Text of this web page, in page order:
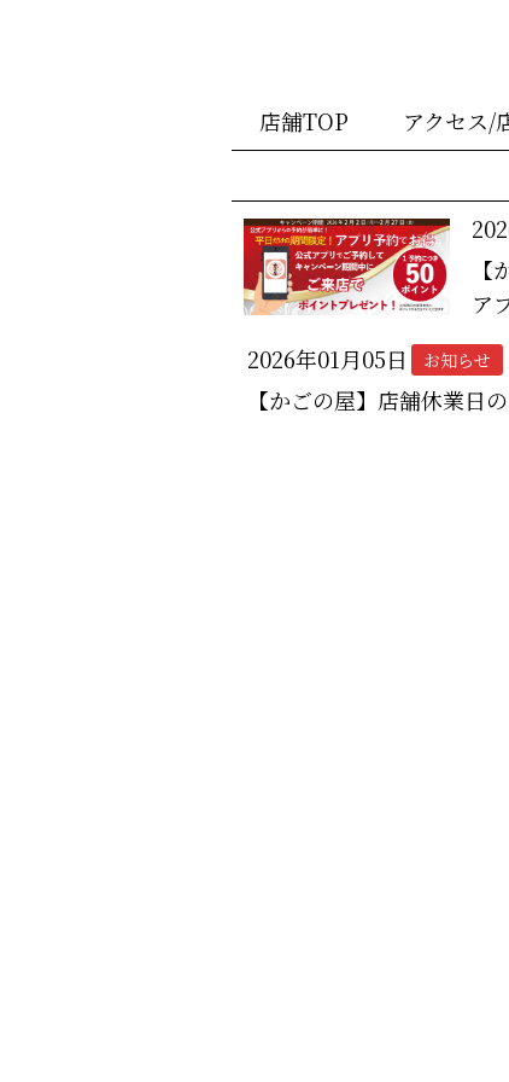
店舗TOP アクセス/
ア
2026年01月05日
お知らせ
【かごの屋】店舗休業日